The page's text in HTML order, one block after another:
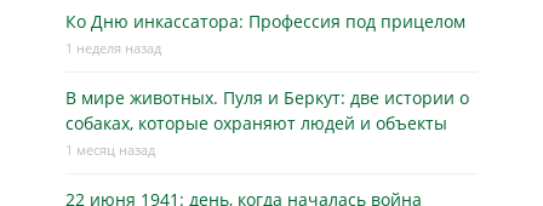
Ко Дню инкассатора: Профессия под прицелом
1 неделя назад
В мире животных. Пуля и Беркут: две истории о
собаках, которые охраняют людей и объекты
1 месяц назад
22 июня 1941: день, когда началась война